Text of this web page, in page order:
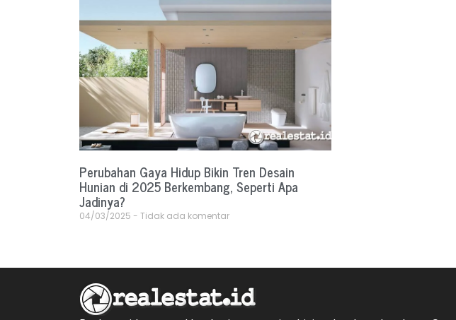
Perubahan Gaya Hidup Bikin Tren Desain
Hunian di 2025 Berkembang, Seperti Apa
Jadinya?
04/03/2025 Tidak ada komentar